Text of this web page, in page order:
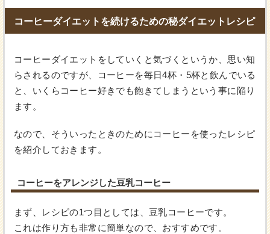
コーヒーダイエットを続けるための秘ダイエットレシピ
コーヒーダイエットをしていくと気づくというか、思い知
らされるのですが、コーヒーを毎日4杯・5杯と飲んでいる
と、いくらコーヒー好きでも飽きてしまうという事に陥り
ます。
なので、そういったときのためにコーヒーを使ったレシピ
を紹介しておきます。
コーヒーをアレンジした豆乳コーヒー
まず、レシピの1つ目としては、豆乳コーヒーです。
これは作り方も非常に簡単なので、おすすめです。